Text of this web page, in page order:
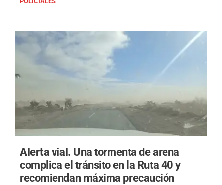
Alerta vial. Una tormenta de arena
complica el tránsito en la Ruta 40 y
recomiendan máxima precaución